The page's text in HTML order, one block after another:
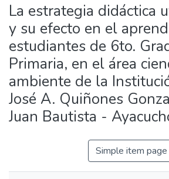
Statistics
La estrategia didáctica
y su efecto en el
estudiantes de 6to.
Primaria, en el área
ambiente de la
José A. Quiñones
Juan Bautista -
Simple item page